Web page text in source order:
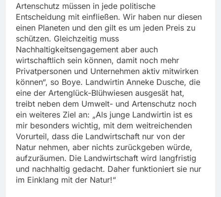
Artenschutz müssen in jede politische
Entscheidung mit einfließen. Wir haben nur diesen
einen Planeten und den gilt es um jeden Preis zu
schützen. Gleichzeitig muss
Nachhaltigkeitsengagement aber auch
wirtschaftlich sein können, damit noch mehr
Privatpersonen und Unternehmen aktiv mitwirken
können“, so Boye. Landwirtin Anneke Dusche, die
eine der Artenglück-Blühwiesen ausgesät hat,
treibt neben dem Umwelt- und Artenschutz noch
ein weiteres Ziel an: „Als junge Landwirtin ist es
mir besonders wichtig, mit dem weitreichenden
Vorurteil, dass die Landwirtschaft nur von der
Natur nehmen, aber nichts zurückgeben würde,
aufzuräumen. Die Landwirtschaft wird langfristig
und nachhaltig gedacht. Daher funktioniert sie nur
im Einklang mit der Natur!“